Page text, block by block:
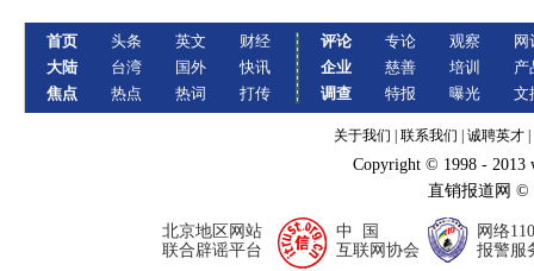
首页
大陆
焦点
头条
台湾
热点
英文
国外
热词
财经
快讯
打传
评论
企业
调查
专论
慈善
特报
观察
培训
曝光
网
产
文
关于我们 联系我们 诚聘英才
Copyright © 1998 - 2013
直销报道网
北京地区网站
联合辟谣平台
中 国
互联网协会
网络110
报警服